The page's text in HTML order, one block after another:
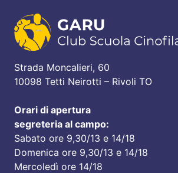
Strada Moncalieri, 60
10098 Tetti Neirotti – Rivoli TO
Orari di apertura
segreteria al campo:
Sabato ore 9,30/13 e 14/18
Domenica ore 9,30/13 e 14/18
Mercoledì ore 14/18